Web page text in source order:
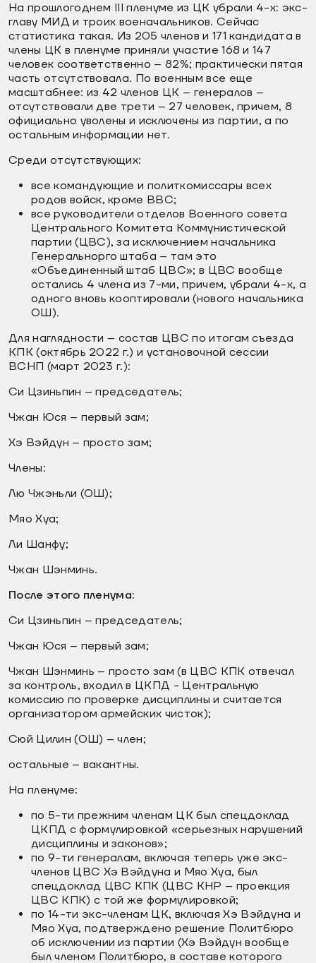
На прошлогоднем III пленуме из ЦК убрали 4-х: экс-
главу МИД и троих военачальников. Сейчас
статистика такая. Из 205 членов и 171 кандидата в
члены ЦК в пленуме приняли участие 168 и 147
человек соответственно – 82%; практически пятая
часть отсутствовала. По военным все еще
масштабнее: из 42 членов ЦК – генералов –
отсутствовали две трети – 27 человек, причем, 8
официально уволены и исключены из партии, а по
остальным информации нет.
Среди отсутствующих:
все командующие и политкомиссары всех
родов войск, кроме ВВС;
все руководители отделов Военного совета
Центрального Комитета Коммунистической
партии (ЦВС), за исключением начальника
Генеральнорго штаба – там это
«Объединенный штаб ЦВС»; в ЦВС вообще
остались 4 члена из 7-ми, причем, убрали 4-х, а
одного вновь кооптировали (нового начальника
ОШ).
Для наглядности – состав ЦВС по итогам съезда
КПК (октябрь 2022 г.) и установочной сессии
ВСНП (март 2023 г.):
Си Цзиньпин – председатель;
Чжан Юся – первый зам;
Хэ Вэйдун – просто зам;
Члены:
Лю Чжэньли (ОШ);
Мяо Хуа;
Ли Шанфу;
Чжан Шэнминь.
После этого пленума:
Си Цзиньпин – председатель;
Чжан Юся – первый зам;
Чжан Шэнминь – просто зам (в ЦВС КПК отвечал
за контроль, входил в ЦКПД - Центральную
комиссию по проверке дисциплины и считается
организатором армейских чисток);
Сюй Цилин (ОШ) – член;
остальные – вакантны.
На пленуме:
по 5-ти прежним членам ЦК был спецдоклад
ЦКПД с формулировкой «серьезных нарушений
дисциплины и законов»;
по 9-ти генералам, включая теперь уже экс-
членов ЦВС Хэ Вэйдуна и Мяо Хуа, был
спецдоклад ЦВС КПК (ЦВС КНР – проекция
ЦВС КПК) с той же формулировкой;
по 14-ти экс-членам ЦК, включая Хэ Вэйдуна и
Мяо Хуа, подтверждено решение Политбюро
об исключении из партии (Хэ Вэйдун вообще
был членом Политбюро, в составе которого